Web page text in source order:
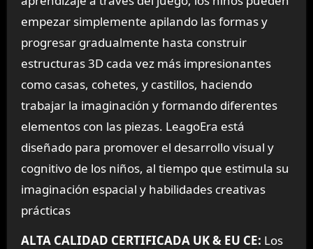
empezar simplemente apilando las formas y
progresar gradualmente hasta construir
estructuras 3D cada vez más impresionantes
como casas, cohetes, y castillos, haciendo
trabajar la imaginación y formando diferentes
elementos con las piezas. LeagoEra está
diseñado para promover el desarrollo visual y
cognitivo de los niños, al tiempo que estimula su
imaginación espacial y habilidades creativas
prácticas
ALTA CALIDAD CERTIFICADA UK & EU CE: Los